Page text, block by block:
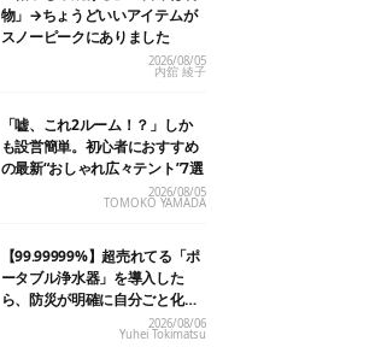
物」→ちょうどいいアイテムが
スノーピークにありました
2026/08/05
内舘 綾子
「嘘、これ2ルーム！？」しか
も設営簡単。初心者におすすめ
の最新“おしゃれ広々テント”7選
2026/08/05
TOMOKO YAMADA
【99.99999%】超売れてる「ポ
ータブル浄水器」を導入した
ら、防災が明確に自分ごと化し
2026/08/06
Yuhei Tokimatsu